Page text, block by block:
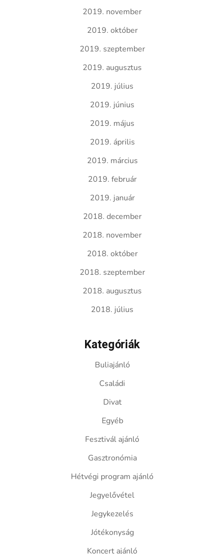
2019. november
2019. október
2019. szeptember
2019. augusztus
2019. július
2019. június
2019. május
2019. április
2019. március
2019. február
2019. január
2018. december
2018. november
2018. október
2018. szeptember
2018. augusztus
2018. július
Kategóriák
Buliajánló
Családi
Divat
Egyéb
Fesztivál ajánló
Gasztronómia
Hétvégi program ajánló
Jegyelővétel
Jegykezelés
Jótékonyság
Koncert ajánló